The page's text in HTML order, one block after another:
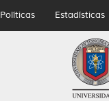
Políticas Estadísticas